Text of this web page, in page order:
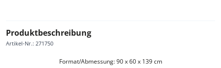
Produktbeschreibung
Artikel-Nr.: 271750
Format/Abmessung: 90 x 60 x 139 cm